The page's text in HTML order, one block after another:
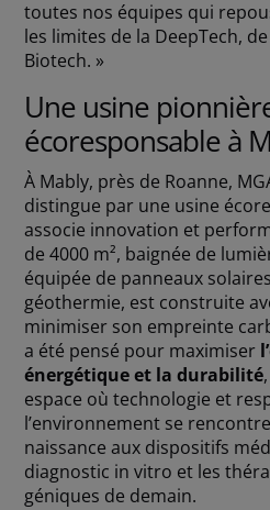
toutes nos équipes qui
les limites de la DeepTech,
Biotech. »
Une usine
écoresponsable à
À Mably, près de Roanne,
distingue par une usine
associe innovation et
de 4000 m², baignée de
équipée de panneaux
géothermie, est construite
minimiser son empreinte
a été pensé pour maximiser
énergétique et la durabilité
espace où technologie et
l’environnement se
naissance aux dispositifs
diagnostic in vitro et les
géniques de demain.